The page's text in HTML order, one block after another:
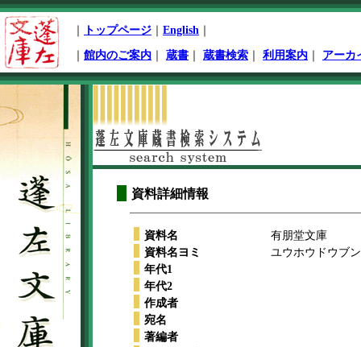
ペ
ー
ジ
先
頭
トップページ English
館内のご案内 蔵書 蔵書検索 利用案内 アーカ
開
始
資料詳細情報
資料名
有朋堂文庫
資料名ヨミ
ユウホウドウブ
年代1
年代2
作成者
宛名
著編者